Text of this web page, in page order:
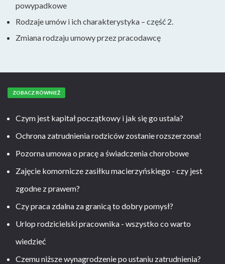
powypadkowe
Rodzaje umów i ich charakterystyka – część 2.
Zmiana rodzaju umowy przez pracodawcę
ZOBACZ RÓWNIEŻ
Czym jest kapitał początkowy i jak się go ustala?
Ochrona zatrudnienia rodziców zostanie rozszerzona!
Pozorna umowa o pracę a świadczenia chorobowe
Zajęcie komornicze zasiłku macierzyńskiego - czy jest
zgodne z prawem?
Czy praca zdalna za granicą to dobry pomysł?
Urlop rodzicielski pracownika - wszystko co warto
wiedzieć
Czemu niższe wynagrodzenie po ustaniu zatrudnienia?